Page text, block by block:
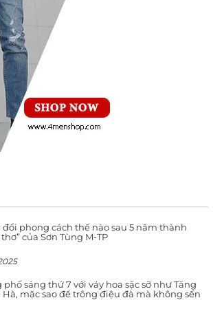
đổi phong cách thế nào sau 5 năm thành
của Sơn Tùng M-TP
phố sáng thứ 7 với váy hoa sặc sỡ như Tăng
Hà, mặc sao để trông điệu đà mà không sến